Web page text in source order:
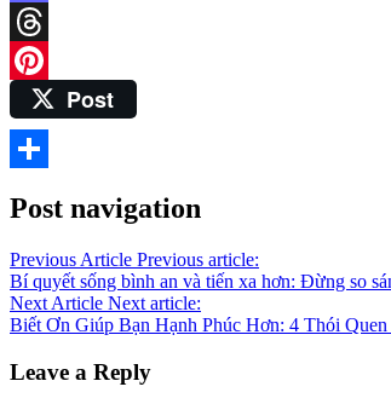
Mastodon
Threads
PinterestPost
Post navigation
Previous Article Previous article:
Bí quyết sống bình an và tiến xa hơn: Đừng so
Next Article Next article:
Biết Ơn Giúp Bạn Hạnh Phúc Hơn: 4 Thói
Leave a Reply